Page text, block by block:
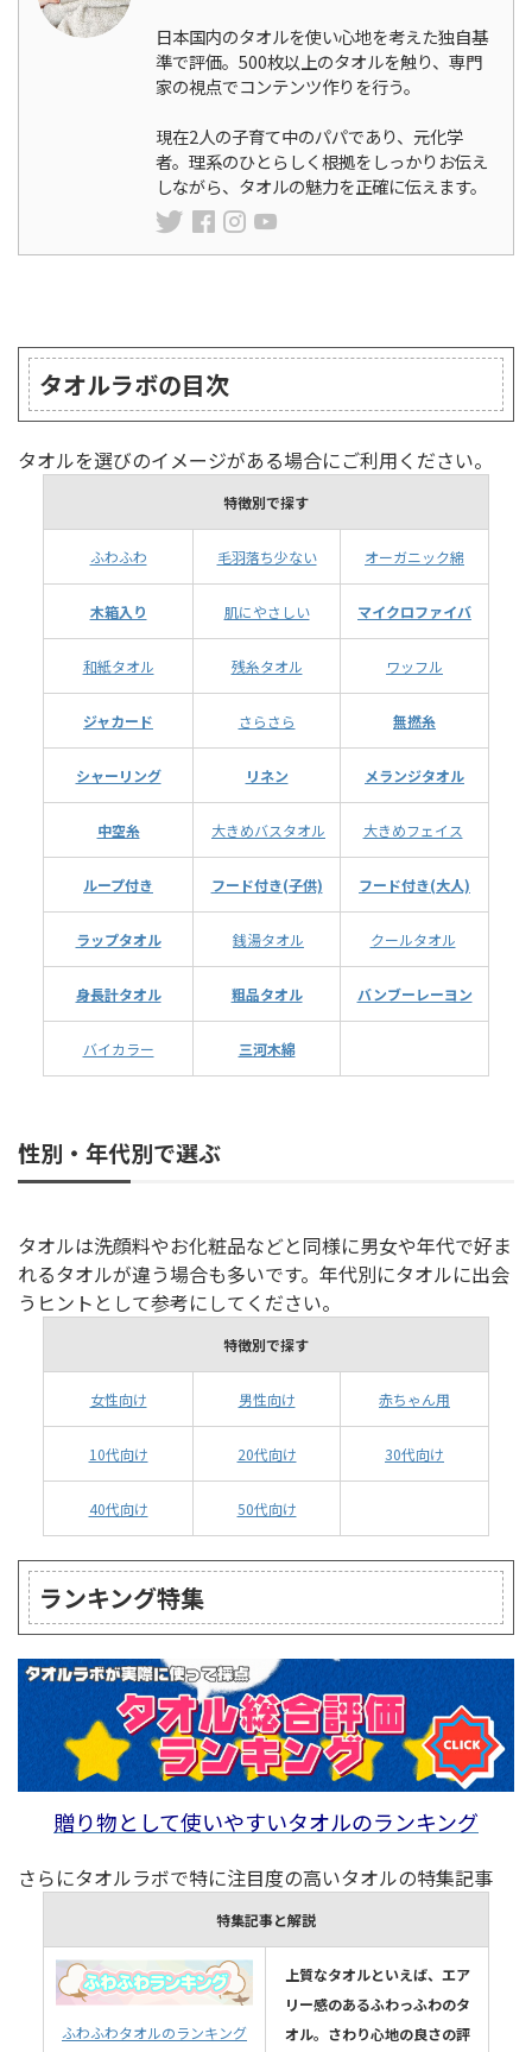
日本国内のタオルを使い心地を考えた独自基
準で評価。500枚以上のタオルを触り、専門
家の視点でコンテンツ作りを行う。
現在2人の子育て中のパパであり、元化学
者。理系のひとらしく根拠をしっかりお伝え
しながら、タオルの魅力を正確に伝えます。
タオルラボの目次
タオルを選びのイメージがある場合にご利用ください。
特徴別で探す
ふわふわ 毛羽落ち少ない オーガニック綿
木箱入り 肌にやさしい マイクロファイバ
和紙タオル 残糸タオル ワッフル
ジャカード さらさら 無撚糸
シャーリング リネン メランジタオル
中空糸 大きめバスタオル 大きめフェイス
ループ付き フード付き(子供) フード付き(大人)
ラップタオル 銭湯タオル クールタオル
身長計タオル 粗品タオル バンブーレーヨン
バイカラー 三河木綿
性別・年代別で選ぶ
タオルは洗顔料やお化粧品などと同様に男女や年代で好ま
れるタオルが違う場合も多いです。年代別にタオルに出会
うヒントとして参考にしてください。
特徴別で探す
女性向け 男性向け 赤ちゃん用
10代向け 20代向け 30代向け
40代向け 50代向け
ランキング特集
贈り物として使いやすいタオルのランキング
さらにタオルラボで特に注目度の高いタオルの特集記事
特集記事と解説
ふわふわタオルのランキング
上質なタオルといえば、エア
リー感のあるふわっふわのタ
オル。さわり心地の良さの評